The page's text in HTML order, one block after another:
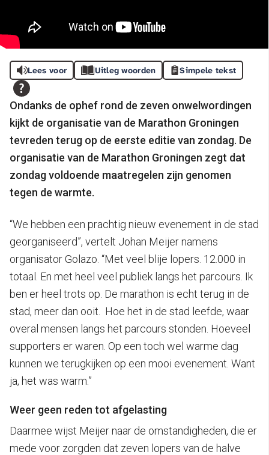
Lees voor Uitleg woorden Simpele tekst
Ondanks de ophef rond de zeven onwelwordingen
kijkt de organisatie van de Marathon Groningen
tevreden terug op de eerste editie van zondag. De
organisatie van de Marathon Groningen zegt dat
zondag voldoende maatregelen zijn genomen
tegen de warmte.
“We hebben een prachtig nieuw evenement in de stad
georganiseerd”, vertelt Johan Meijer namens
organisator Golazo. “Met veel blije lopers. 12.000 in
totaal. En met heel veel publiek langs het parcours. Ik
ben er heel trots op. De marathon is echt terug in de
stad, meer dan ooit. Hoe het in de stad leefde, waar
overal mensen langs het parcours stonden. Hoeveel
supporters er waren. Op een toch wel warme dag
kunnen we terugkijken op een mooi evenement. Want
ja, het was warm.”
Weer geen reden tot afgelasting
Daarmee wijst Meijer naar de omstandigheden, die er
mede voor zorgden dat zeven lopers van de halve